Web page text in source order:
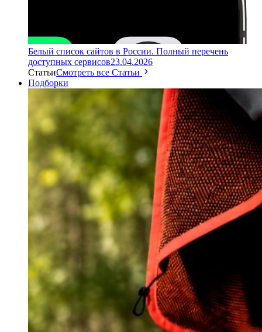
Белый список сайтов в России. Полный перечень
доступных сервисов23.04.2026
СтатьиСмотреть все Статьи
Подборки